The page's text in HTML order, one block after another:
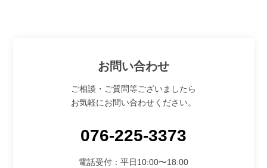
お問い合わせ
ご相談・ご質問等ございましたら
お気軽にお問い合わせください。
076-225-3373
電話受付：平日10:00〜18:00